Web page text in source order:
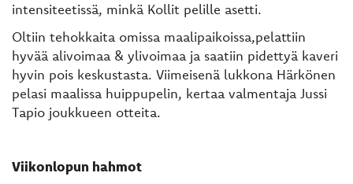
intensiteetissä, minkä Kollit pelille asetti.
Oltiin tehokkaita omissa maalipaikoissa,pelattiin
hyvää alivoimaa & ylivoimaa ja saatiin pidettyä kaveri
hyvin pois keskustasta. Viimeisenä lukkona Härkönen
pelasi maalissa huippupelin, kertaa valmentaja Jussi
Tapio joukkueen otteita.
Viikonlopun hahmot